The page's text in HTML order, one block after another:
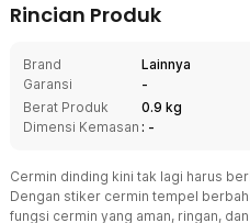
Rincian Produk
Brand
Lainnya
Garansi
-
Berat Produk
0.9 kg
Dimensi Kemasan : -
Cermin dinding kini tak lagi harus
Dengan stiker cermin tempel
fungsi cermin yang aman, ringan,